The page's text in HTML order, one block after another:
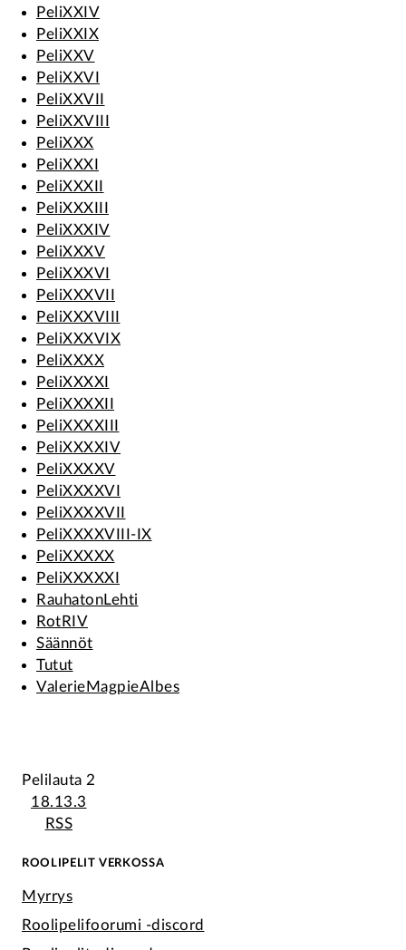
PeliXXIV
PeliXXIX
PeliXXV
PeliXXVI
PeliXXVII
PeliXXVIII
PeliXXX
PeliXXXI
PeliXXXII
PeliXXXIII
PeliXXXIV
PeliXXXV
PeliXXXVI
PeliXXXVII
PeliXXXVIII
PeliXXXVIX
PeliXXXX
PeliXXXXI
PeliXXXXII
PeliXXXXIII
PeliXXXXIV
PeliXXXXV
PeliXXXXVI
PeliXXXXVII
PeliXXXXVIII-IX
PeliXXXXX
PeliXXXXXI
RauhatonLehti
RotRIV
Säännöt
Tutut
ValerieMagpieAlbes
Pelilauta 2
18.13.3
RSS
ROOLIPELIT VERKOSSA
Myrrys
Roolipelifoorumi -discord